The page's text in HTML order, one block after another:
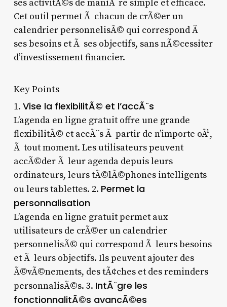
ses activitÃ©s de maniÃ¨re simple et efficace.
Cet outil permet Ã chacun de crÃ©er un
calendrier personnelisÃ© qui correspond Ã
ses besoins et Ã ses objectifs, sans nÃ©cessiter
d’investissement financier.
Key Points
1. Vise la flexibilitÃ© et l’accÃ¨s
L’agenda en ligne gratuit offre une grande
flexibilitÃ© et accÃ¨s Ã partir de n’importe oÃ¹,
Ã tout moment. Les utilisateurs peuvent
accÃ©der Ã leur agenda depuis leurs
ordinateurs, leurs tÃ©lÃ©phones intelligents
ou leurs tablettes. 2. Permet la
personnalisation
L’agenda en ligne gratuit permet aux
utilisateurs de crÃ©er un calendrier
personnelisÃ© qui correspond Ã leurs besoins
et Ã leurs objectifs. Ils peuvent ajouter des
Ã©vÃ©nements, des tÃ¢ches et des reminders
personnalisÃ©s. 3. IntÃ¨gre les
fonctionnalitÃ©s avancÃ©es